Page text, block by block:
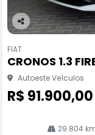
Co
pa
rtil
he
FIAT
CRONOS 1.3
Autoeste Veículos
R$ 91.900,00
29.804